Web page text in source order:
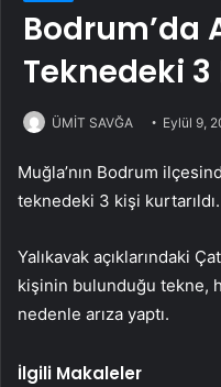
Bodrum’da
Teknedeki 3
ÜMİT SAVĞA Eylül 9,
Muğla’nın Bodrum
teknedeki 3 kişi kurtarıldı.
Yalıkavak açıklarındaki
kişinin bulunduğu tekne,
nedenle arıza yaptı.
İlgili Makaleler